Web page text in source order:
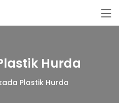
Hurda
Plastik Hurda